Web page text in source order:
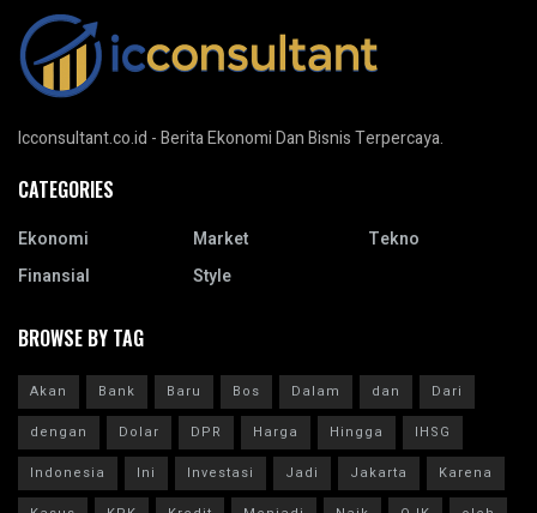
Icconsultant.co.id - Berita Ekonomi Dan Bisnis Terpercaya.
CATEGORIES
Ekonomi
Finansial
Market
Style
Tekno
BROWSE BY TAG
Akan Bank Baru Bos Dalam dan
Dari
dengan
Dolar DPR Harga Hingga
IHSG
Indonesia
Ini Investasi Jadi Jakarta
Karena